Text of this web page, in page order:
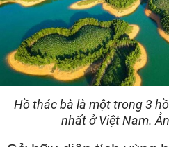
Hồ thác bà là một trong 3
nhất ở Việt Nam.